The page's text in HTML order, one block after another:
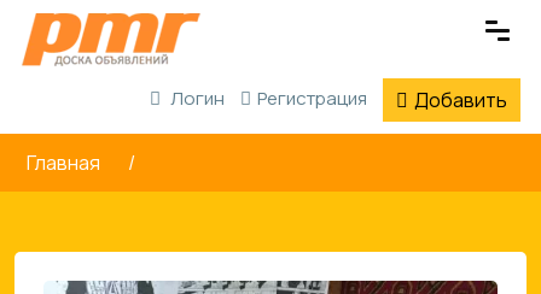
Логин Регистрация Добавить
Главная